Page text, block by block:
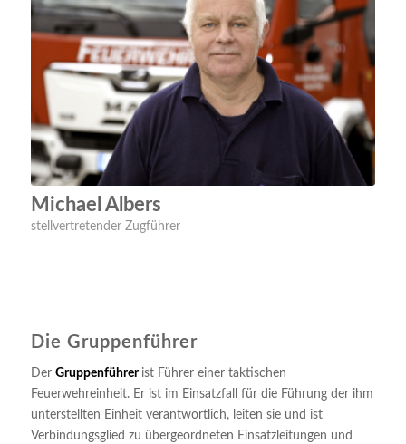
Michael Albers
stellvertretender Zugführer
Die Gruppenführer
Der Gruppenführer ist Führer einer taktischen
Feuerwehreinheit. Er ist im Einsatzfall für die Führung der ihm
unterstellten Einheit verantwortlich, leiten sie und ist
Verbindungsglied zu übergeordneten Einsatzleitungen und